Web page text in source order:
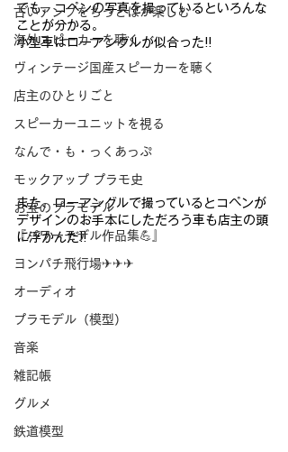
古いアンプをちっとばか楽しむ
海外スピーカーを聴く
ヴィンテージ国産スピーカーを聴く
店主のひとりごと
スピーカーユニットを視る
なんで・も・っくあっぷ
モックアップ プラモ史
お宝のプラモデル
『パワーモデル作品集💪』
ヨンパチ飛行場✈✈✈
オーディオ
プラモデル（模型）
音楽
雑記帳
グルメ
鉄道模型
でも、コペンの写真を撮っているといろんな
ことが分かる。
小型車はローアングルが似合った!!
また、ローアングルで撮っているとコペンが
デザインのお手本にしただろう車も店主の頭
に浮かんだ!!